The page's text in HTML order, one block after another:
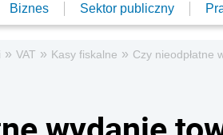
Biznes Sektor publiczny
» VAT » Kasy fiskalne » Czy nieodpłatne